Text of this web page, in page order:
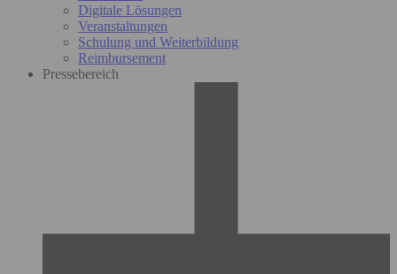
Digitale Lösungen
Veranstaltungen
Schulung und Weiterbildung
Reimbursement
Pressebereich